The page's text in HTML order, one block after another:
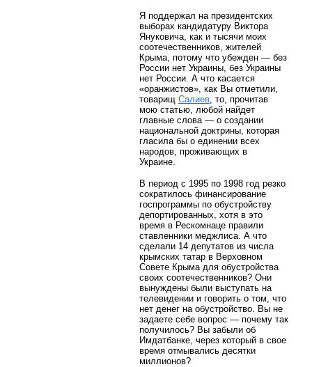
Я поддержал на президентских
выборах кандидатуру Виктора
Януковича, как и тысячи моих
соотечественников, жителей
Крыма, потому что убежден — без
России нет Украины, без Украины
нет России. А что касается
«оранжистов», как Вы отметили,
товарищ Салиев , то, прочитав
мою статью, любой найдет
главные слова — о создании
национальной доктрины, которая
гласила бы о единении всех
народов, проживающих в
Украине.
В период с 1995 по 1998 год резко
сократилось финансирование
госпрограммы по обустройству
депортированных, хотя в это
время в Рескомнаце правили
ставленники меджлиса. А что
сделали 14 депутатов из числа
крымских татар в Верховном
Совете Крыма для обустройства
своих соотечественников? Они
вынуждены были выступать на
телевидении и говорить о том, что
нет денег на обустройство. Вы не
задаете себе вопрос — почему так
получилось? Вы забыли об
Имдатбанке, через который в свое
время отмывались десятки
миллионов?